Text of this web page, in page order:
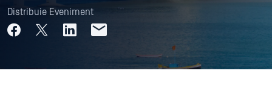
Distribuie Eveniment